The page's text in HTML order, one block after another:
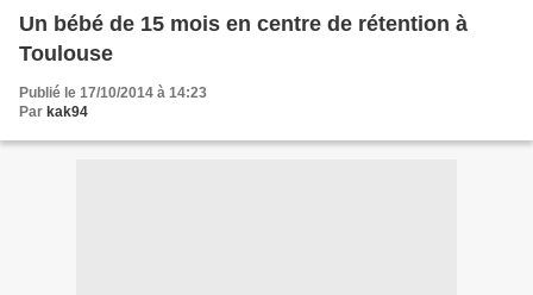
Un bébé de 15 mois en centre de rétention à
Toulouse
Publié le 17/10/2014 à 14:23
Par kak94